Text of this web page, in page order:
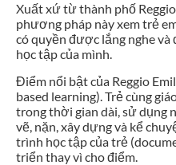
Xuất xứ từ thành phố
phương pháp này xem trẻ
có quyền được lắng nghe
học tập của mình.
Điểm nổi bật của Reggio
based learning). Trẻ cùng
trong thời gian dài, sử dụng
vẽ, nặn, xây dựng và kể
trình học tập của trẻ
triển thay vì cho điểm.